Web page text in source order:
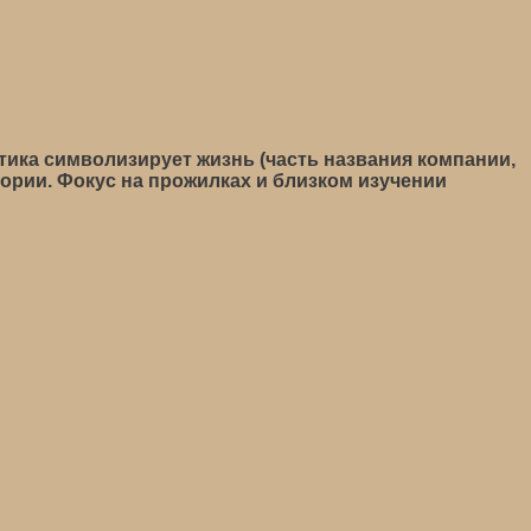
символизирует жизнь (часть названия компании,
Фокус на прожилках и близком изучении